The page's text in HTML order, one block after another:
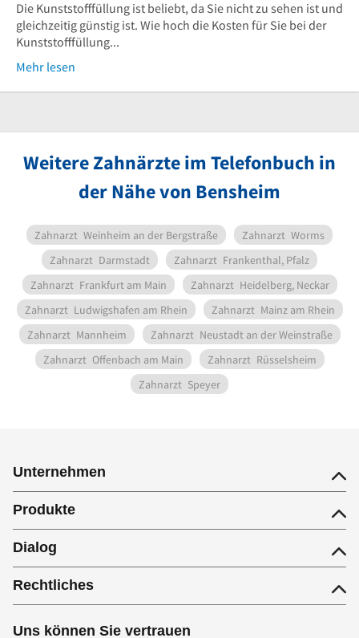
Die Kunststofffüllung ist beliebt, da Sie nicht zu sehen ist und
gleichzeitig günstig ist. Wie hoch die Kosten für Sie bei der
Kunststofffüllung...
Mehr lesen
Weitere Zahnärzte im Telefonbuch in
der Nähe von Bensheim
Zahnarzt Weinheim an der Bergstraße Zahnarzt Worms
Zahnarzt Darmstadt Zahnarzt Frankenthal, Pfalz
Zahnarzt Frankfurt am Main Zahnarzt Heidelberg, Neckar
Zahnarzt Ludwigshafen am Rhein Zahnarzt Mainz am Rhein
Zahnarzt Mannheim Zahnarzt Neustadt an der Weinstraße
Zahnarzt Offenbach am Main Zahnarzt Rüsselsheim
Zahnarzt Speyer
Unternehmen
Produkte
Dialog
Rechtliches
Uns können Sie vertrauen